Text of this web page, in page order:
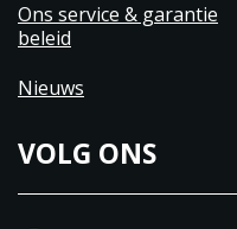
Ons service & garantie
beleid
Nieuws
VOLG ONS